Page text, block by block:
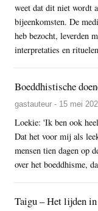
weet dat dit niet wordt
bijeenkomsten. De
heb bezocht, leverden
interpretaties en
Boeddhistische
gastauteur - 15 mei
Loekie: 'Ik ben ook
Dat het voor mij als
mensen tien dagen op
over het boeddhisme,
Taigu – Het lijden